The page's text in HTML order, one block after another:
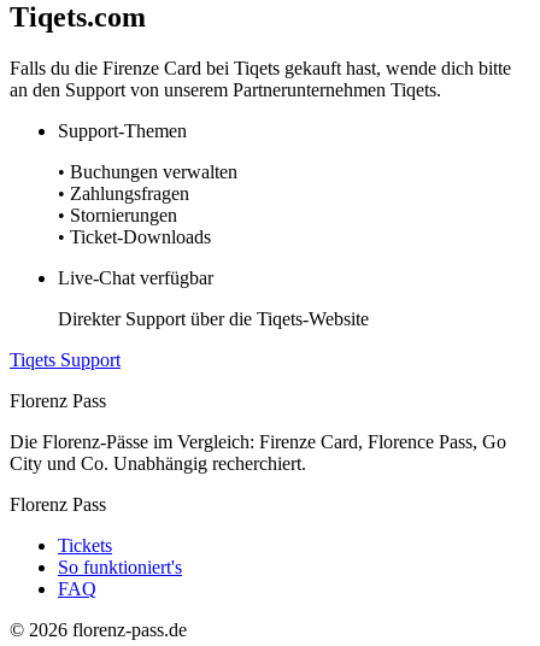
Tiqets.com
Falls du die Firenze Card bei Tiqets gekauft hast, wende dich bitte
an den Support von unserem Partnerunternehmen Tiqets.
Support-Themen
• Buchungen verwalten
• Zahlungsfragen
• Stornierungen
• Ticket-Downloads
Live-Chat verfügbar
Direkter Support über die Tiqets-Website
Tiqets Support
Florenz Pass
Die Florenz-Pässe im Vergleich: Firenze Card, Florence Pass, Go
City und Co. Unabhängig recherchiert.
Florenz Pass
Tickets
So funktioniert's
FAQ
© 2026 florenz-pass.de